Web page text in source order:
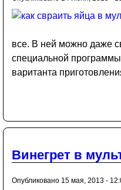
все. В ней можно даже
специальной программы
ваританта
Винегрет в
Опубликовано 15 мая, 2013 -